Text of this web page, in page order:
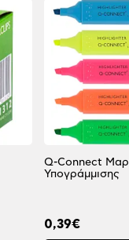
Q-Connect
Υπογράμμισης
0,39€